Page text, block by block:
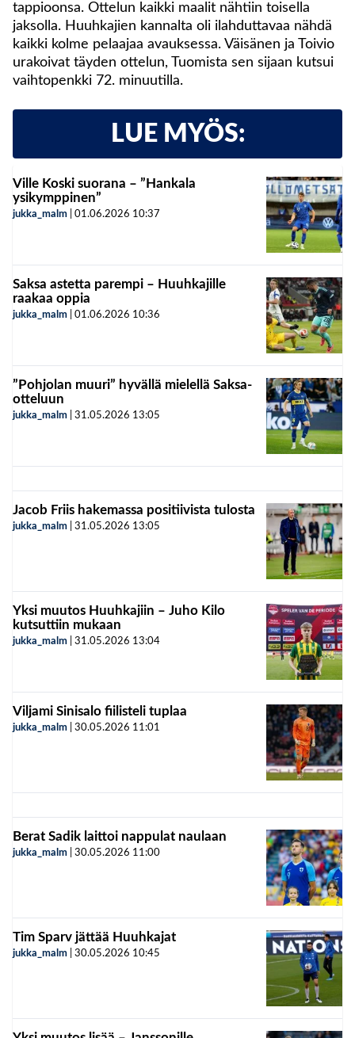
tappioonsa. Ottelun kaikki maalit nähtiin toisella
jaksolla. Huuhkajien kannalta oli ilahduttavaa nähdä
kaikki kolme pelaajaa avauksessa. Väisänen ja Toivio
urakoivat täyden ottelun, Tuomista sen sijaan kutsui
vaihtopenkki 72. minuutilla.
LUE MYÖS:
Ville Koski suorana – ”Hankala
ysikymppinen”
jukka_malm 01.06.2026 10:37
Saksa astetta parempi – Huuhkajille
raakaa oppia
jukka_malm 01.06.2026 10:36
”Pohjolan muuri” hyvällä mielellä Saksa-
otteluun
jukka_malm 31.05.2026 13:05
Jacob Friis hakemassa positiivista tulosta
jukka_malm 31.05.2026 13:05
Yksi muutos Huuhkajiin – Juho Kilo
kutsuttiin mukaan
jukka_malm 31.05.2026 13:04
Viljami Sinisalo fiilisteli tuplaa
jukka_malm 30.05.2026 11:01
Berat Sadik laittoi nappulat naulaan
jukka_malm 30.05.2026 11:00
Tim Sparv jättää Huuhkajat
jukka_malm 30.05.2026 10:45